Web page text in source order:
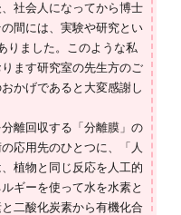
社会人になってから博士
間には、実験や研究とい
りました。このような私
ます研究室の先生方のご
かげであると大変感謝し
離回収する「分離膜」の
応用先のひとつに、「人
植物と同じ反応を人工的
ギーを使って水を水素と
二酸化炭素から有機化合